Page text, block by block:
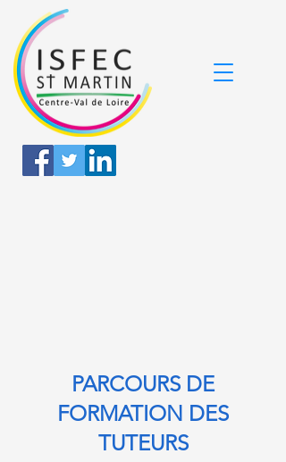
PARCOURS DE
FORMATION DES
TUTEURS